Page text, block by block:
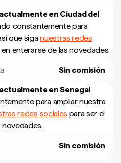
en Ciudad del
constantemente para
que siganuestras redes
enterarse de las novedades.
Sin comisión
enSenegal.
para ampliar nuestra
redes sociales para ser el
novedades.
Sin comisión